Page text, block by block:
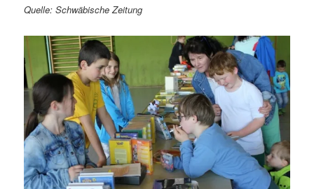
Quelle: Schwäbische Zeitung